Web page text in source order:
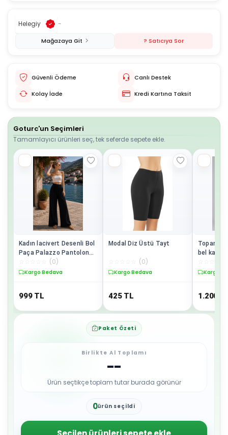
Helegiy -
Mağazaya Git ? Satıcıya Sor
Güvenli Ödeme
Canlı Destek
Kolay İade
Kredi Kartına Taksit
Goturc'un Seçimleri
Tamamlayıcı ürünleri seç, tek seferde sepete ekle.
Kadın lacivert Desenli Bol
Paça Palazzo Pantolon
Yüksek Bel Rahat Kesim
(0)
Kargo Bedava
999 TL
Modal Diz Üstü Tayt
(0)
Kargo Bedava
425 TL
bel kadın
Kargo
1.200
Paket Özeti
Birlikte Al Toplamı
--
Ürün seçtikçe toplam tutar burada görünür
0
2
3
ürün seçildi